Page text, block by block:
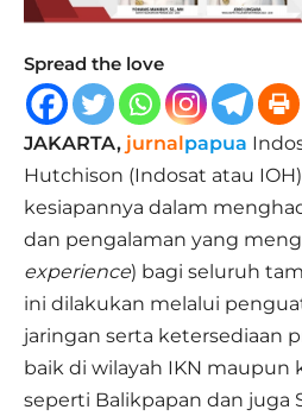
Spread the love
JAKARTA, jurnalpapua
Hutchison (Indosat atau IOH)
kesiapannya dalam
dan pengalaman yang
experience) bagi seluruh
ini dilakukan melalui
jaringan serta ketersediaan
baik di wilayah IKN maupun
seperti Balikpapan dan juga